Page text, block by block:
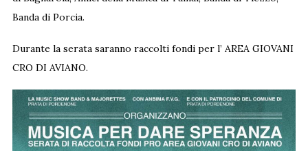
Banda di Porcia.
Durante la serata saranno raccolti fondi per l’ AREA GIOVANI
CRO DI AVIANO.